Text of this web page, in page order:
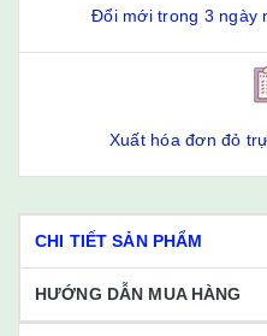
Đổi mới trong 3 ngày
Xuất hóa đơn đỏ
CHI TIẾT SẢN PHẨM
HƯỚNG DẪN MUA HÀNG